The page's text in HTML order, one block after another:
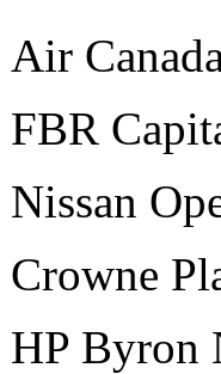
Air
FBR
Nissan
Crowne
HP Byron